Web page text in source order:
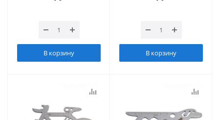
В корзину В корзину